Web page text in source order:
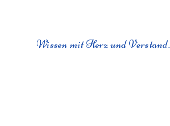
Wissen mit Herz und Verstand.